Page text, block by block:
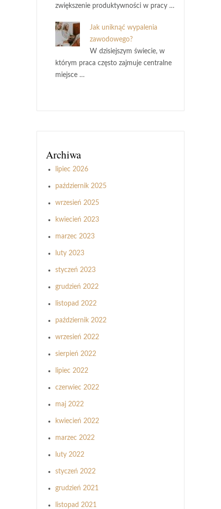
zwiększenie produktywności w pracy …
Jak uniknąć wypalenia
zawodowego?
W dzisiejszym świecie, w
którym praca często zajmuje centralne
miejsce …
Archiwa
lipiec 2026
październik 2025
wrzesień 2025
kwiecień 2023
marzec 2023
luty 2023
styczeń 2023
grudzień 2022
listopad 2022
październik 2022
wrzesień 2022
sierpień 2022
lipiec 2022
czerwiec 2022
maj 2022
kwiecień 2022
marzec 2022
luty 2022
styczeń 2022
grudzień 2021
listopad 2021